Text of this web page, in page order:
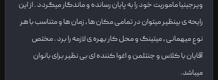
ویرجینیا ماموریت خود را به پایان رسانده و ماندگار میگردد . از این
رایحه ی بینظیر میتوان در تمامی مکان ها ، زمان ها و متناسب با هر
نوع میهمانی ، میتینگ و محل کار بهره ی لازمه را برد . مختص
آقایان با کلاس و جنتلمن و اغوا کننده ای بی نظیر برای بانوان
میباشد.